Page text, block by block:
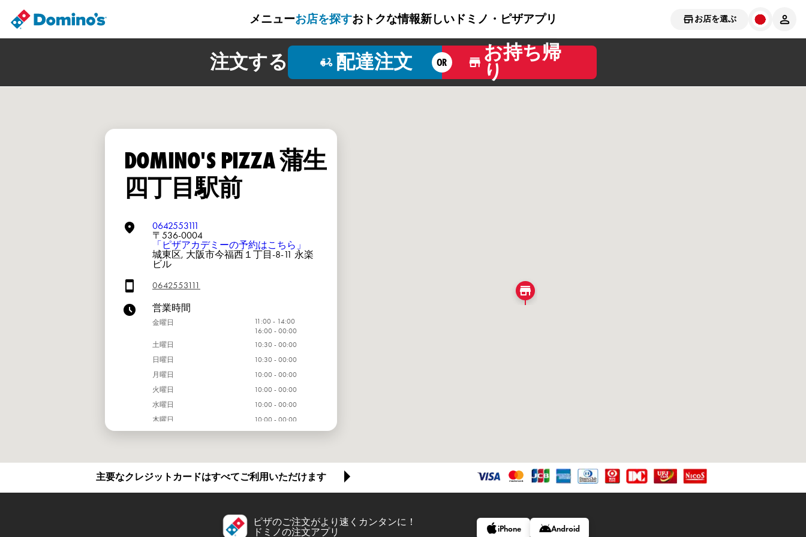
お店を選ぶ
メニューお店を探すおトクな情報新しいドミノ・ピザアプリ
注文する 配達注文 OR
お持ち帰
り
DOMINO'S PIZZA 蒲生
四丁目駅前
0642553111
〒536-0004
「ピザアカデミーの予約はこちら」
城東区, 大阪市今福西１丁目-8-11 永楽
ビル
0642553111
営業時間
金曜日
11:00 - 14:00
16:00 - 00:00
土曜日
10:30 - 00:00
日曜日
10:30 - 00:00
月曜日
10:00 - 00:00
火曜日
10:00 - 00:00
水曜日
10:00 - 00:00
木曜日
10:00 - 00:00
主要なクレジットカードはすべてご利用いただけます
ピザのご注文がより速くカンタンに！
ドミノの注文アプリ
iPhone Android